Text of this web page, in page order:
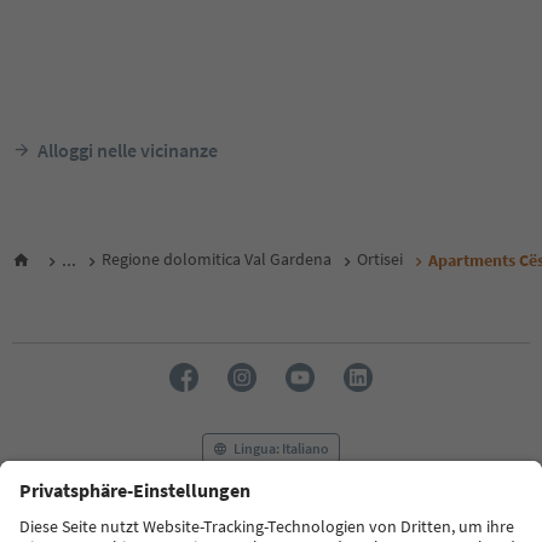
Alloggi nelle vicinanze
... Regione dolomitica Val Gardena Ortisei Apartments
Lingua: Italiano
FAQ Contatti Press MICE Privacy Policy